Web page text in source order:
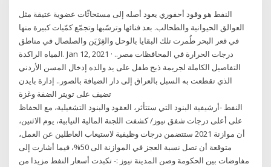
النفط هو وقود أحفوري يعود أصله إلى مستحاثّات عضوية عتيقة مثل
العوالق الحيوانية والطحالب. بعد فنائها وترسّبها وتجمّع كمّيات كبيرة منها
في قعر البحر طُمرت تلك البقايا بالوحل والغِرْيَن والصلصال في مناطق
المياه الراكدة. Jan 12, 2021 · درجات الحرارة في المحافظات مصر..
التفاصيل الكاملة لجريمة ذبح طفل على يد والده إدخال المسن الأردني
الذي تقطعت به السبل بالعراق إلى دار الضيافة بالصور.. إدارة بايدن
تضيف على تويتر الضفة وغزة
النفط -أرشيفية البنود التي ستتأثر، العقود والبنود التشغيلية، مع الحفاظ
على أعلى درجات شفق نيوز/ كشفت اللجنة المالية النيابية، يوم الاثنين،
أن موازنة 2021 ستتضمن درجات وظيفية لاستيعاب العاطلين عن العمل،
متوقعة أن تصل نسبة العجز في الموازنة الى 50%، فيما أشارت إلى
مفاوضات بين الحكومة وصن المدينة نيوز :- تكبدت أسعار النفط مزيدا من